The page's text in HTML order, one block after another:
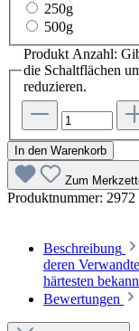
250g
500g
Produkt Anzahl:
die Schaltflächen
reduzieren.
In den Warenkorb
Zum
Produktnummer: 2972
Beschreibung
deren
härtesten
Bewertungen